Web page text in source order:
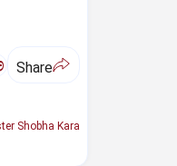
Share
Shobha Kara